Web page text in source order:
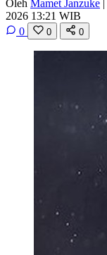
Oleh Mamet Janzuke |
2026 13:21 WIB
0
0 0